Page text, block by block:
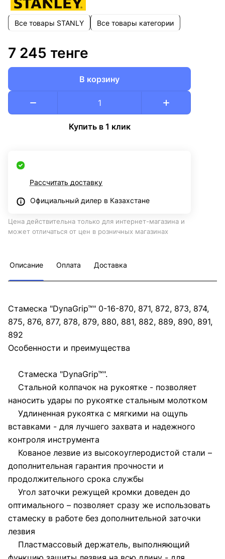
Все товары STANLY Все товары категории
7 245 тенге
В корзину
Купить в 1 клик
Рассчитать доставку
Официальный дилер в Казахстане
Цена действительна только для интернет-магазина и
может отличаться от цен в розничных магазинах
Описание Оплата Доставка
Стамеска "DynaGrip™" 0-16-870, 871, 872, 873, 874,
875, 876, 877, 878, 879, 880, 881, 882, 889, 890, 891,
892
Особенности и преимущества
Стамеска "DynaGrip™".
Стальной колпачок на рукоятке - позволяет
наносить удары по рукоятке стальным молотком
Удлиненная рукоятка с мягкими на ощупь
вставками - для лучшего захвата и надежного
контроля инструмента
Кованое лезвие из высокоуглеродистой стали –
дополнительная гарантия прочности и
продолжительного срока службы
Угол заточки режущей кромки доведен до
оптимального – позволяет сразу же использовать
стамеску в работе без дополнительной заточки
лезвия
Пластмассовый держатель, выполняющий